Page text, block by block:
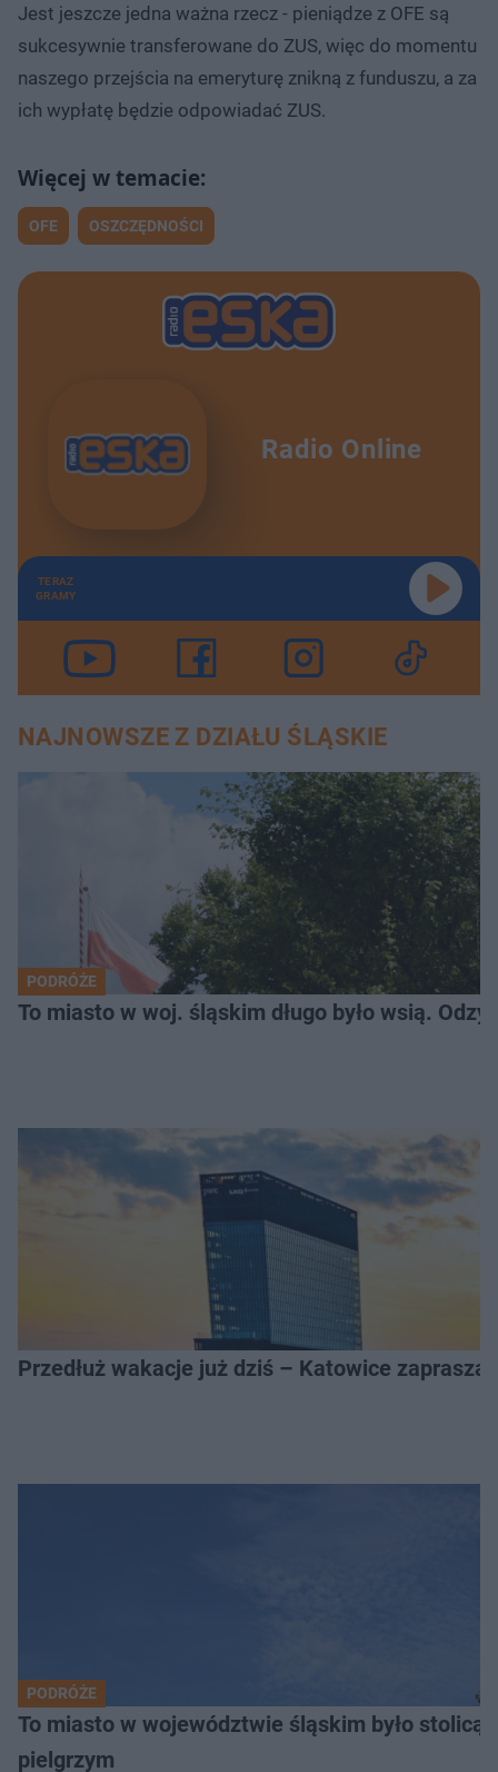
Jest jeszcze jedna ważna rzecz - pieniądze z OFE są
sukcesywnie transferowane do ZUS, więc do momentu
naszego przejścia na emeryturę znikną z funduszu, a za
ich wypłatę będzie odpowiadać ZUS.
OFE OSZCZĘDNOŚCI
Radio Online
TERAZ
GRAMY
NAJNOWSZE Z DZIAŁU ŚLĄSKIE
PODRÓŻE
To miasto w woj. śląskim długo było wsią.
Przedłuż wakacje już dziś – Katowice
PODRÓŻE
To miasto w województwie śląskim było
pielgrzym